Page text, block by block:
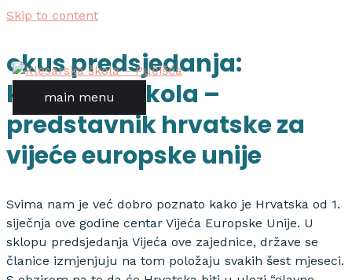
Skip to content
main menu
okus predsjedanja:
klesarska škola –
predstavnik hrvatske za
vijeće europske unije
Svima nam je već dobro poznato kako je Hrvatska od 1.
siječnja ove godine centar Vijeća Europske Unije. U
sklopu predsjedanja Vijeća ove zajednice, države se
članice izmjenjuju na tom položaju svakih šest mjeseci.